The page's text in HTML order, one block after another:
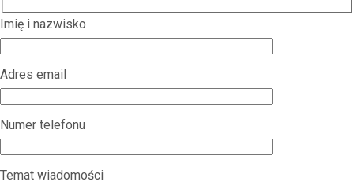
Imię i nazwisko
Adres email
Numer telefonu
Temat wiadomości